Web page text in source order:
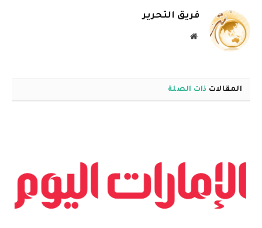
فريق التحرير
موقع
المقالات ذات الصلة